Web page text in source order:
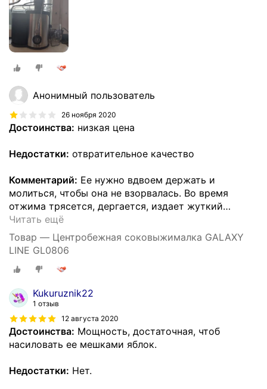
Анонимный пользователь
26 ноября 2020
Достоинства: низкая цена
Недостатки: отвратительное качество
Комментарий: Ее нужно вдвоем держать и
молиться, чтобы она не взорвалась. Во время
отжима трясется, дергается, издает жуткий…
Читать ещё
Товар — Центробежная соковыжималка GALAXY
LINE GL0806
Kukuruznik22
1 отзыв
12 августа 2020
Достоинства: Мощность, достаточная, чтоб
насиловать ее мешками яблок.
Недостатки: Нет.